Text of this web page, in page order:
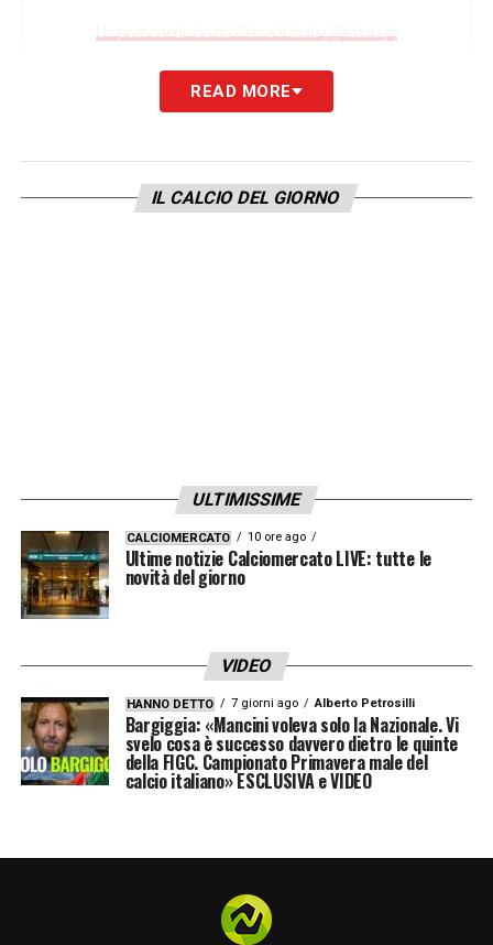
PAROLE – «Derby della Mole. Torino è
che testimoniano quanto il difensore
francese sia già calato perfettamente nel
READ MORE
IL CALCIO DEL GIORNO
ULTIMISSIME
CALCIOMERCATO 10 ore ago
Ultime notizie Calciomercato LIVE: tutte le
novità del giorno
VIDEO
HANNO DETTO 7 giorni ago Alberto Petrosilli
Bargiggia: «Mancini voleva solo la Nazionale. Vi
svelo cosa è successo davvero dietro le quinte
della FIGC. Campionato Primavera male del
calcio italiano» ESCLUSIVA e VIDEO